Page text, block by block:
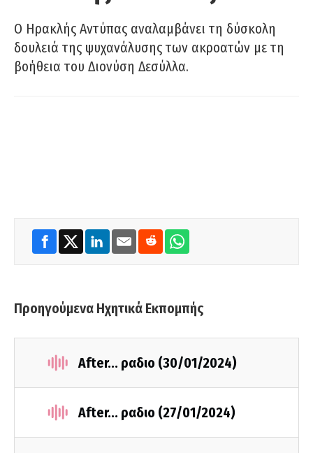
Ο Ηρακλής Αντύπας αναλαμβάνει τη δύσκολη
δουλειά της ψυχανάλυσης των ακροατών με τη
βοήθεια του Διονύση Δεσύλλα.
Προηγούμενα Ηχητικά Εκπομπής
After... ραδιο (30/01/2024)
After... ραδιο (27/01/2024)